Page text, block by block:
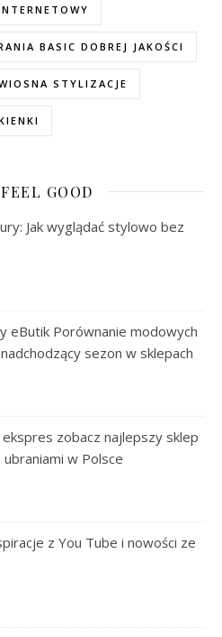
BASIC DOBREJ JAKOŚCI
STYLIZACJE
GOOD
Jak wyglądać stylowo bez
eButik Porównanie modowych
sezon w sklepach
ekspres zobacz najlepszy sklep
w Polsce
z You Tube i nowości ze